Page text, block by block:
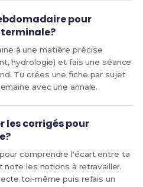
pour
à une matière précise
hydrologie) et fais une séance
Tu crées une fiche par sujet
avec une annale.
les corrigés pour
comprendre l'écart entre ta
les notions à retravailler.
toi‑même puis refais un